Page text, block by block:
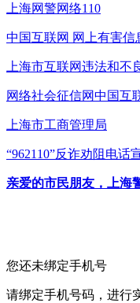
上海网警网络110
中国互联网 网上有害信
上海市互联网违法和不
网络社会征信网中国互
上海市工商管理局
“962110”反诈劝阻电话
亲爱的市民朋友，上海
您还未绑定手机号
请绑定手机号码，进行